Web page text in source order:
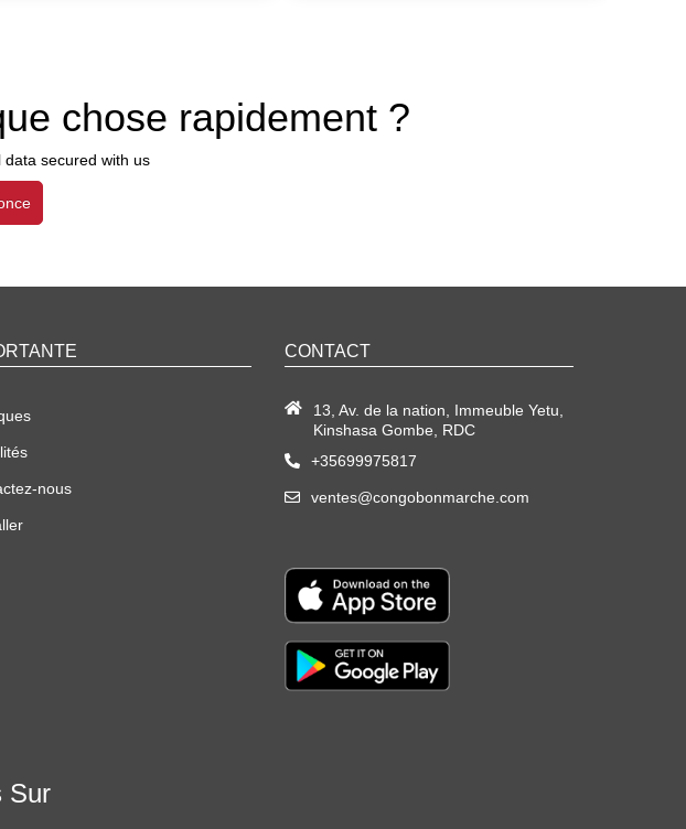
chose rapidement ?
data secured with us
nous
CONTACT
13, Av. de la nation, Immeuble Yetu,
Kinshasa Gombe, RDC
+35699975817
ventes@congobonmarche.com
Sur